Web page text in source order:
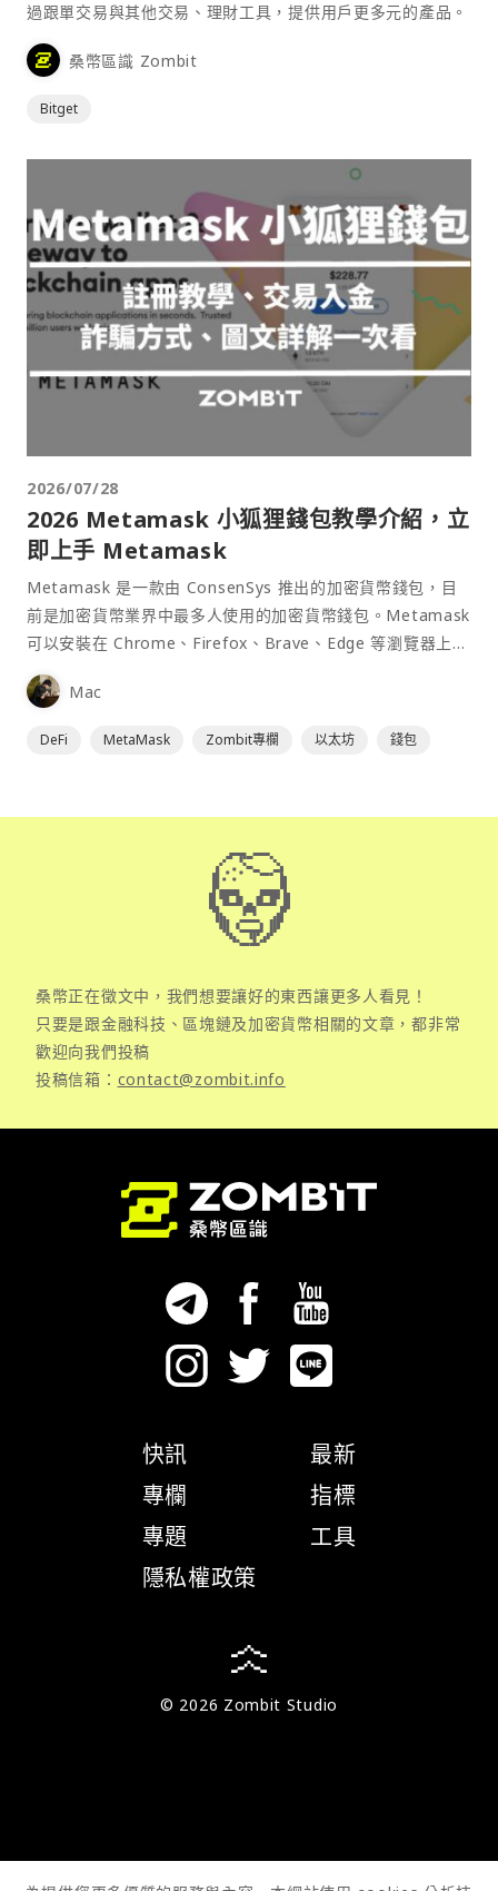
過跟單交易與其他交易、理財工具，提供用戶更多元的產品。
桑幣區識 Zombit
Bitget
2026/07/28
2026 Metamask 小狐狸錢包教學介紹，立
即上手 Metamask
Metamask 是一款由 ConsenSys 推出的加密貨幣錢包，目
前是加密貨幣業界中最多人使用的加密貨幣錢包。Metamask
可以安裝在 Chrome、Firefox、Brave、Edge 等瀏覽器上作
為插件使用，具備許多功能且使用上非常方便。
Mac
DeFi MetaMask Zombit專欄 以太坊 錢包
桑幣正在徵文中，我們想要讓好的東西讓更多人看見！
只要是跟金融科技、區塊鏈及加密貨幣相關的文章，都非常
歡迎向我們投稿
投稿信箱： contact@zombit.info
快訊
專欄
專題
隱私權政策
最新
指標
工具
© 2026 Zombit Studio